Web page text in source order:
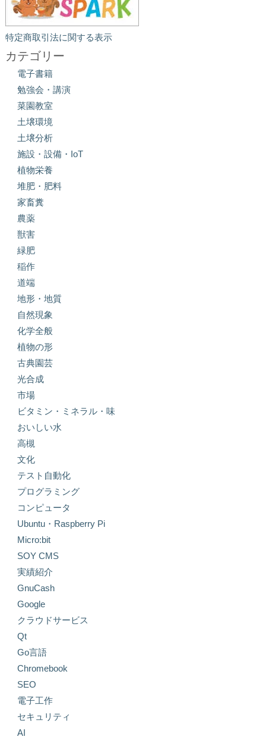
特定商取引法に関する表示
カテゴリー
電子書籍
勉強会・講演
菜園教室
土壌環境
土壌分析
施設・設備・IoT
植物栄養
堆肥・肥料
家畜糞
農薬
獣害
緑肥
稲作
道端
地形・地質
自然現象
化学全般
植物の形
古典園芸
光合成
市場
ビタミン・ミネラル・味
おいしい水
高槻
文化
テスト自動化
プログラミング
コンピュータ
Ubuntu・Raspberry Pi
Micro:bit
SOY CMS
実績紹介
GnuCash
Google
クラウドサービス
Qt
Go言語
Chromebook
SEO
電子工作
セキュリティ
AI